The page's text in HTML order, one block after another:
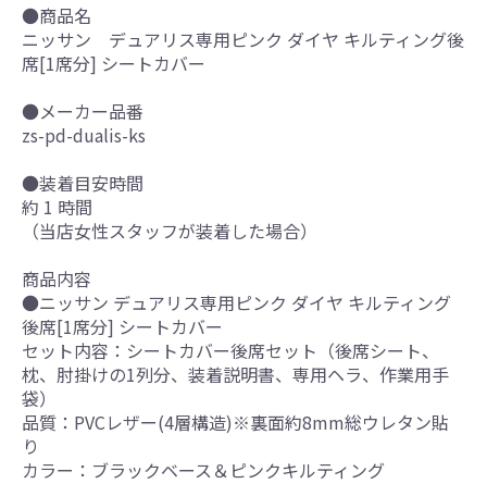
●商品名
ニッサン デュアリス専用ピンク ダイヤ キルティング後
席[1席分] シートカバー
●メーカー品番
zs-pd-dualis-ks
●装着目安時間
約 1 時間
（当店女性スタッフが装着した場合）
商品内容
●ニッサン デュアリス専用ピンク ダイヤ キルティング
後席[1席分] シートカバー
セット内容：シートカバー後席セット（後席シート、
枕、肘掛けの1列分、装着説明書、専用ヘラ、作業用手
袋）
品質：PVCレザー(4層構造)※裏面約8mm総ウレタン貼
り
カラー：ブラックベース＆ピンクキルティング